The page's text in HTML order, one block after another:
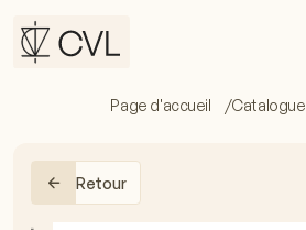
Page d'accueil Catalogue
Retour